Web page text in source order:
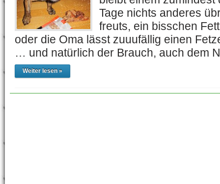
Tage nichts anderes
freuts, ein bisschen
oder die Oma lässt zuuufällig einen
… und natürlich der Brauch, auch dem
Weiter lesen »